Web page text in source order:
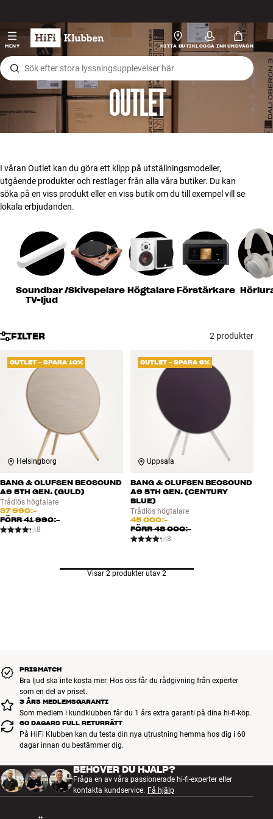
MENY HITTA BUTIKLOGGA INKUNDVAGN
HiFi
Högtalare
Skivspelare
Hörlurar
Surround
TV
Kablar
ERBJUDANDEN
Hitta Butik
Kundtjänst
Logga in
Bygg med ljud
Företag
OUTLET
I våran Outlet kan du göra ett klipp på utställningsmodeller,
utgående produkter och restlager från alla våra butiker. Du kan
söka på en viss produkt eller en viss butik om du till exempel vill se
lokala erbjudanden.
Soundbar /
TV-ljud
Skivspelare HögtalareFörstärkare
FILTER 2 produkter
OUTLET - SPARA 10%
Helsingborg
BANG & OLUFSEN BEOSOUND
A9 5TH GEN. (GULD)
Trådlös högtalare
37 990:-
FÖRR41 990:-
8
OUTLET - SPARA 6%
Uppsala
BANG & OLUFSEN BEOSOUND
A9 5TH GEN. (CENTURY
BLUE)
Trådlös högtalare
45 000:-
FÖRR48 000:-
8
Visar 2 produkter utav 2
PRISMATCH
Bra ljud ska inte kosta mer. Hos oss får du rådgivning från experter
som en del av priset.
3 ÅRS MEDLEMSGARANTI
Som medlem i kundklubben får du 1 års extra garanti på dina hi-fi-köp.
60 DAGARS FULL RETURRÄTT
På HiFi Klubben kan du testa din nya utrustning hemma hos dig i 60
dagar innan du bestämmer dig.
BEHÖVER DU HJÄLP?
Fråga en av våra passionerade hi-fi-experter eller
kontakta kundservice. Få hjälp